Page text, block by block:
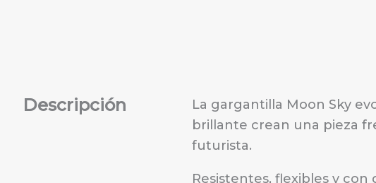
Descripción
La gargantilla Moon Sky
brillante crean una pieza
futurista.
Resistentes, flexibles y con